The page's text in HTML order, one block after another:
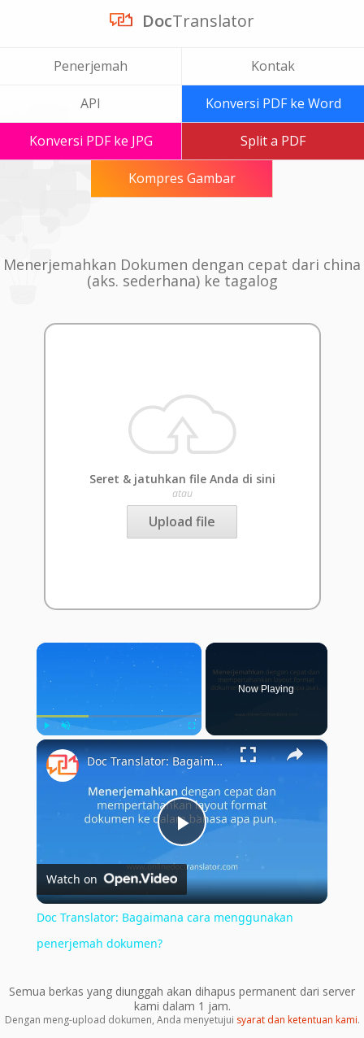
DocTranslator
Penerjemah Kontak
API Konversi PDF ke Word
Konversi PDF ke JPG Split a PDF
Kompres Gambar
Menerjemahkan Dokumen dengan cepat dari china
(aks. sederhana) ke tagalog
Seret & jatuhkan file Anda di sini
atau
Upload file
×
Play Unmute Fullscreen
Now Playing
×
Play
Video
Doc Translator: Bagaimana cara menggunakan penerjemah dokumen?
Watch on
Doc Translator: Bagaimana cara menggunakan
penerjemah dokumen?
Semua berkas yang diunggah akan dihapus permanent dari server
kami dalam 1 jam.
Dengan meng-upload dokumen, Anda menyetujui syarat dan ketentuan kami.